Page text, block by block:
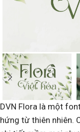
DVN Flora là một
hứng từ thiên nhiên.